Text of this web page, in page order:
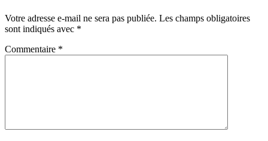
Votre adresse e-mail ne sera pas publiée. Les champs obligatoires
sont indiqués avec *
Commentaire *